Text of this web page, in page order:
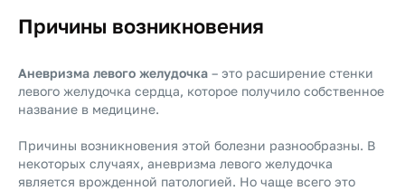
Причины возникновения
Аневризма левого желудочка – это расширение стенки
левого желудочка сердца, которое получило собственное
название в медицине.
Причины возникновения этой болезни разнообразны. В
некоторых случаях, аневризма левого желудочка
является врожденной патологией. Но чаще всего это